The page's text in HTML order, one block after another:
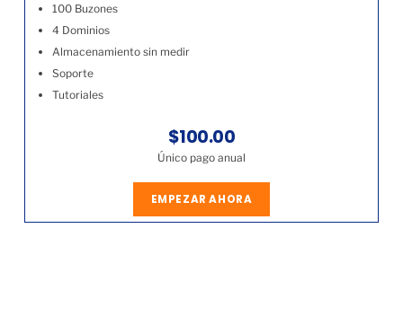
100 Buzones
4 Dominios
Almacenamiento sin medir
Soporte
Tutoriales
$100.00
Único pago anual
EMPEZAR AHORA